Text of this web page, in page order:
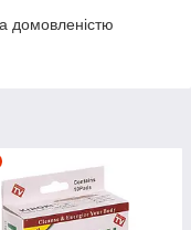
домовленістю